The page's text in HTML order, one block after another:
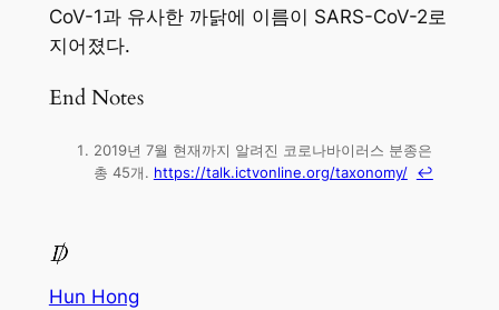
CoV-1과 유사한 까닭에 이름이 SARS-CoV-2로
지어졌다.
End Notes
2019년 7월 현재까지 알려진 코로나바이러스 분종은
총 45개. https://talk.ictvonline.org/taxonomy/ ↩
Hun Hong